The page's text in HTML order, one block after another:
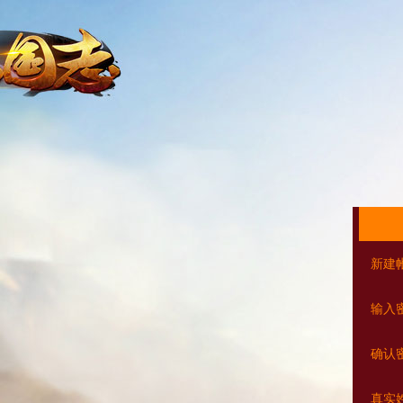
新建
输入
确认
真实